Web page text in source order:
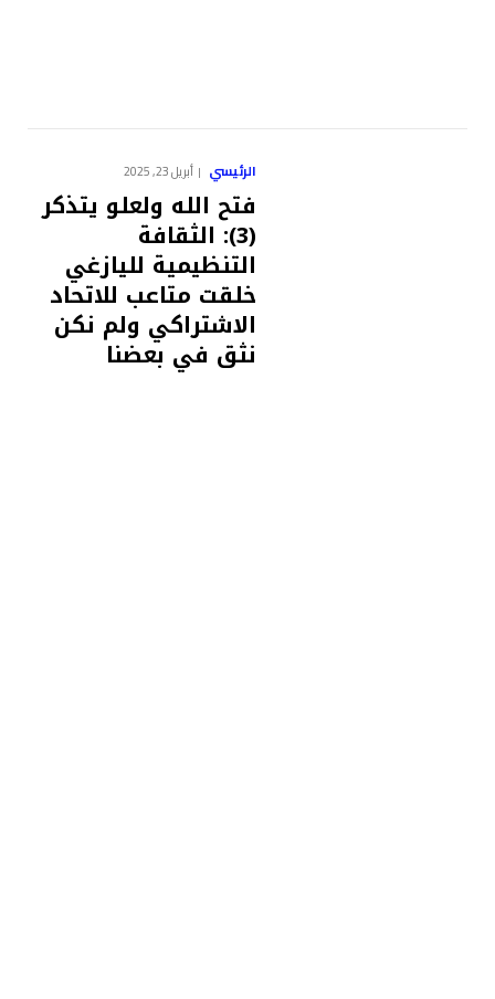
الرئيسي أبريل 23, 2025
فتح الله ولعلو يتذكر
(3): الثقافة
التنظيمية لليازغي
خلقت متاعب للاتحاد
الاشتراكي ولم نكن
نثق في بعضنا